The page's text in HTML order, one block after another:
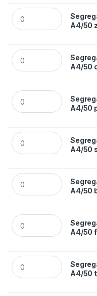
Segregator Esselte
A4/50
Segregator Esselte
A4/50
Segregator Esselte
A4/50
Segregator Esselte
A4/50
Segregator Esselte
A4/50
Segregator Esselte
A4/50
Segregator Esselte
A4/50